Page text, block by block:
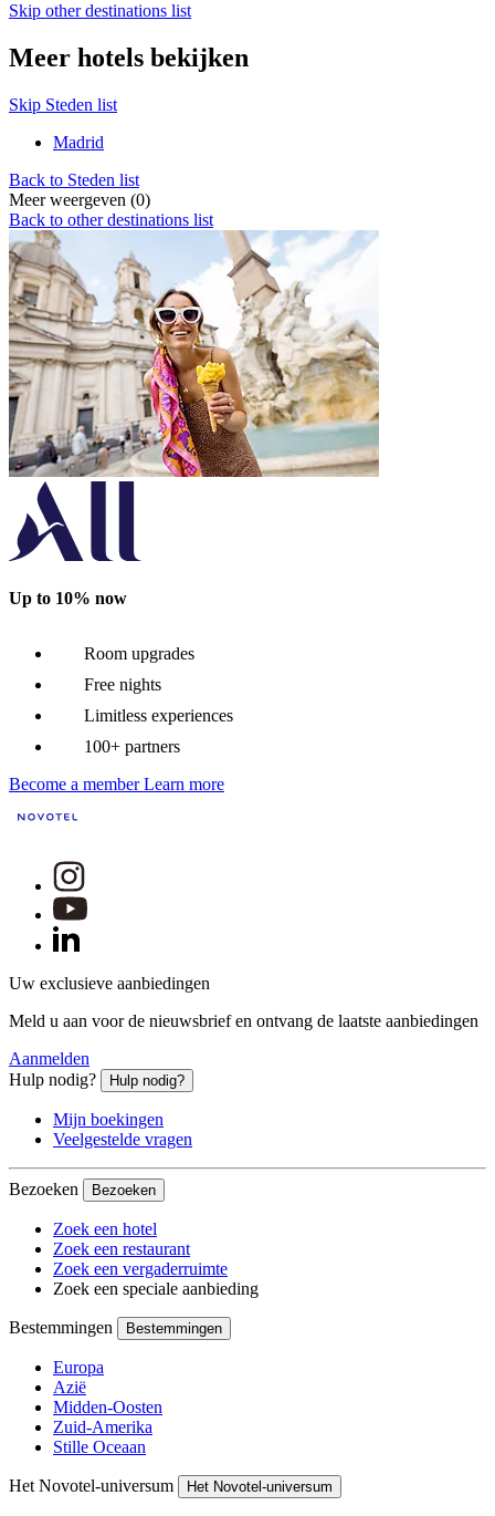
Skip other destinations list
Meer hotels bekijken
Skip Steden list
Madrid
Back to Steden list
Meer weergeven (0)
Back to other destinations list
Up to 10% now
Room upgrades
Free nights
Limitless experiences
100+ partners
Become a member Learn more
Uw exclusieve aanbiedingen
Meld u aan voor de nieuwsbrief en ontvang de laatste aanbiedingen
Aanmelden
Hulp nodig?
Hulp nodig?
Mijn boekingen
Veelgestelde vragen
Bezoeken Bezoeken
Zoek een hotel
Zoek een restaurant
Zoek een vergaderruimte
Zoek een speciale aanbieding
Bestemmingen Bestemmingen
Europa
Azië
Midden-Oosten
Zuid-Amerika
Stille Oceaan
Het Novotel-universum Het Novotel-universum